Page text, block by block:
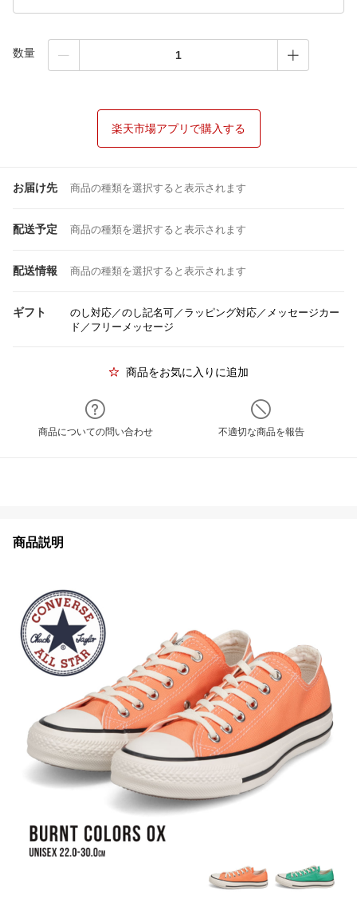
数量
楽天市場アプリで購入する
お届け先 商品の種類を選択すると表示されます
配送予定 商品の種類を選択すると表示されます
配送情報 商品の種類を選択すると表示されます
ギフト
のし対応／のし記名可／ラッピング対応／メッセージカー
ド／フリーメッセージ
商品をお気に入りに追加
商品についての問い合わせ 不適切な商品を報告
商品説明